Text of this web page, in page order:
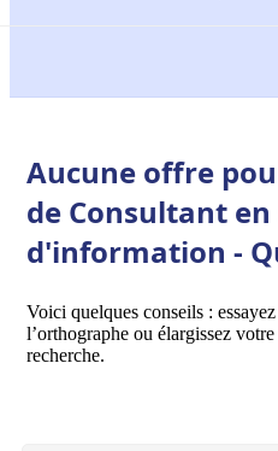
Aucune offre
de Consultant
d'information -
Voici quelques conseils :
l’orthographe ou élargissez
recherche.